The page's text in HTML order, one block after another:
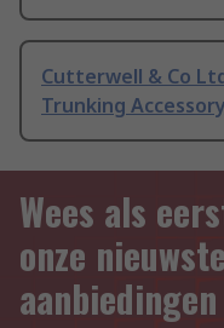
Cutterwell & Co
Trunking
Wees als
onze
aanbiedingen